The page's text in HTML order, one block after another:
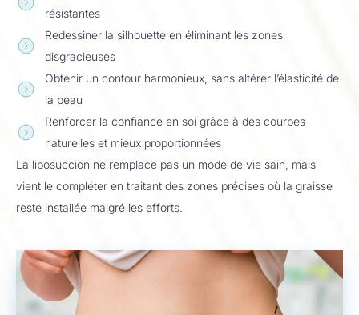
résistantes
Redessiner la silhouette en éliminant les zones
disgracieuses
Obtenir un contour harmonieux, sans altérer l’élasticité de
la peau
Renforcer la confiance en soi grâce à des courbes
naturelles et mieux proportionnées
La liposuccion ne remplace pas un mode de vie sain, mais
vient le compléter en traitant des zones précises où la graisse
reste installée malgré les efforts.